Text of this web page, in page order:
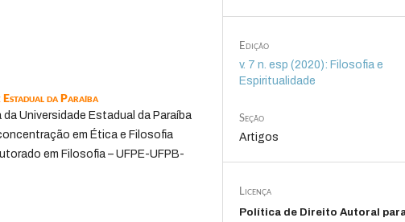
Estadual da Paraíba
Universidade Estadual da Paraíba
em Ética e Filosofia
em Filosofia – UFPE-UFPB-
Edição
v. 7 n. esp (2020): Filosofia e
Espiritualidade
Seção
Artigos
Licença
Política de Direito Autoral